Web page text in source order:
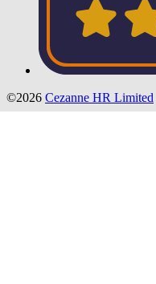
©2026 Cezanne HR Limited